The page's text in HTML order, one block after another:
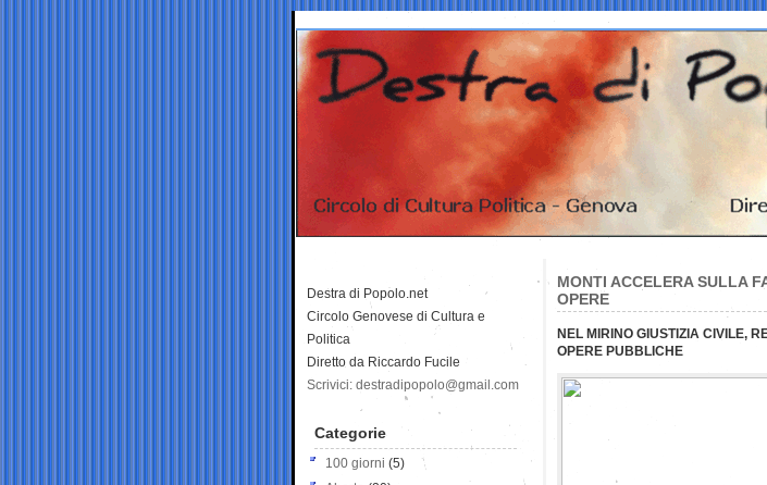
MONTI ACCELERA SULLA
OPERE
NEL MIRINO GIUSTIZIA CIVILE,
OPERE PUBBLICHE
Destra di Popolo.net
Circolo Genovese di Cultura e
Politica
Diretto da Riccardo Fucile
Scrivici: destradipopolo@gmail.com
Categorie
100 giorni (5)